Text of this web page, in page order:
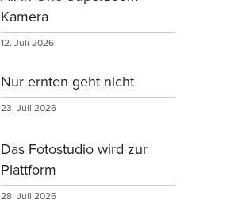
Kamera
12. Juli 2026
Nur ernten geht nicht
23. Juli 2026
Das Fotostudio wird zur
Plattform
28. Juli 2026